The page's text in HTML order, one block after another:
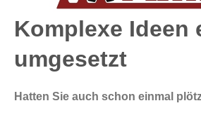
Komplexe Ideen
umgesetzt
Hatten Sie auch schon einmal